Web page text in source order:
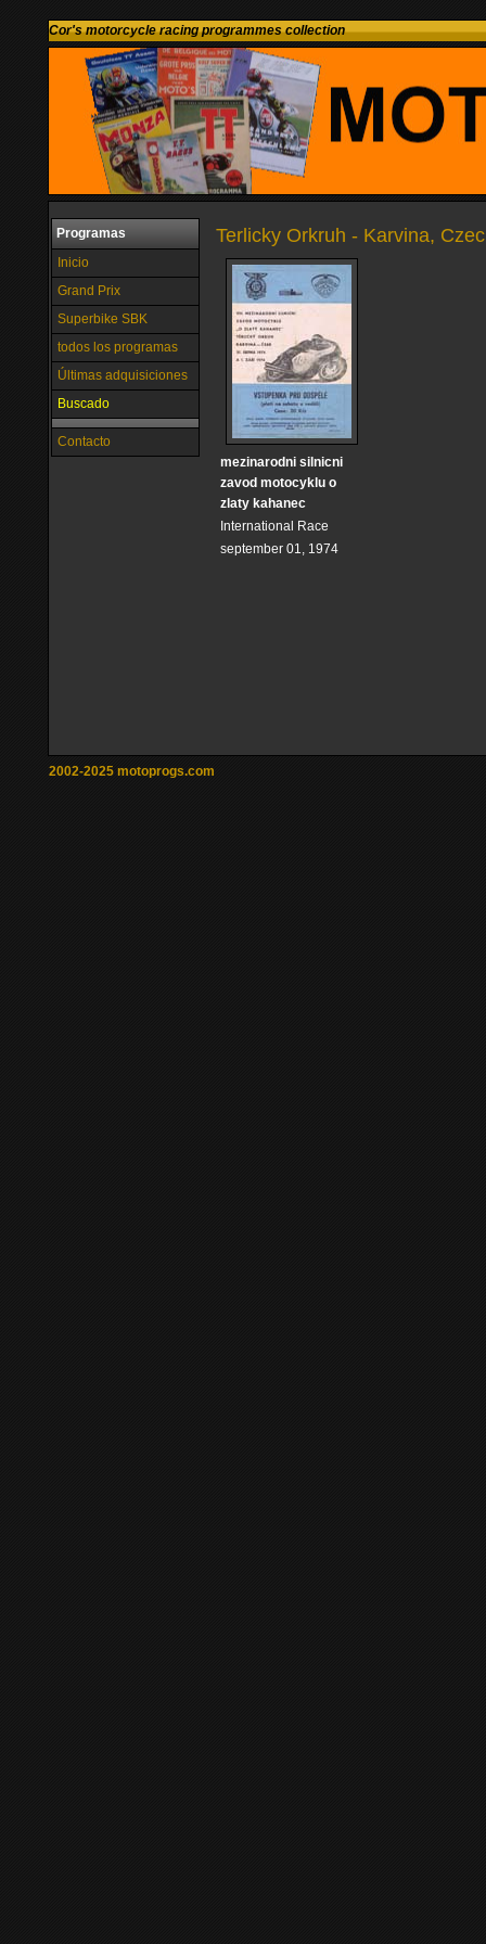
Cor's motorcycle racing programmes collection
Programas
Inicio
Grand Prix
Superbike SBK
todos los programas
Últimas adquisiciones
Buscado
Contacto
Terlicky Orkruh - Karvina,
mezinarodni silnicni
zavod motocyklu o
zlaty kahanec
International Race
september 01, 1974
2002-2025 motoprogs.com